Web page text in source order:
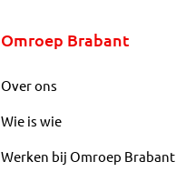
Omroep Brabant
Over ons
Wie is wie
Werken bij Omroep Brabant